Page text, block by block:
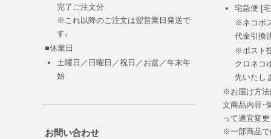
完了ご注文分
※これ以降のご注文は翌営業日発送で
す。
■休業日
土曜日／日曜日／祝日／お盆／年末年
始
お問い合わせ
宅急便 [
※ネコポ
代金引換
※ポスト
クロネコ
先いたし
※お届け方法
文商品内容・
って適宜変
※一部商品で